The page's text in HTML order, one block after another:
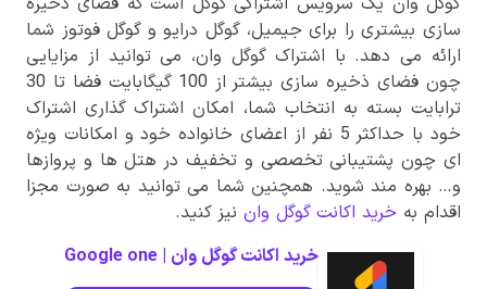
سازی بیشتری را برای جیمیل، گوگل درایو و گوگل فوتوز شما
ارائه می دهد. با اشتراک گوگل وان، می توانید از مزایایی
چون فضای ذخیره سازی بیشتر از 100 گیگابایت فضا تا 30
ترابایت بسته به انتخاب شما، امکان اشتراک گذاری اشتراک
خود با حداکثر 5 نفر از اعضای خانواده خود و امکانات ویژه
ای چون پشتیبانی تخصصی و تخفیف در هتل ها و پروازها
و… بهره مند شوید. همچنین شما می توانید به صورت مجزا
اقدام به خرید اکانت گوگل وان نیز کنید.
خرید اکانت گوگل وان | Google one